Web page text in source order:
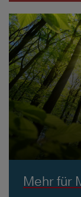
Mehr für